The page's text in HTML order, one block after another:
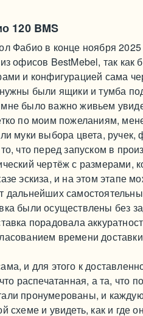
120 BMS
Фабио в конце ноября
офисов BestMebel, так как
и конфигурацией сама
были ящики и тумба
было важно живьем
по моим пожеланиям,
муки выбора цвета, ручек,
что перед запуском в
чертёж с размерами,
эскиза, и на этом этапе
дальнейших
были осуществлены без
порадовала
времени
и для этого к
распечатанная, а та, что
пронумерованы, и
схеме и увидеть, как и где